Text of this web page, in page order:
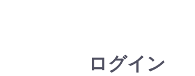
ログイン